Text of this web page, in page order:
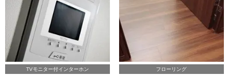
TVモニター付インターホン フローリング